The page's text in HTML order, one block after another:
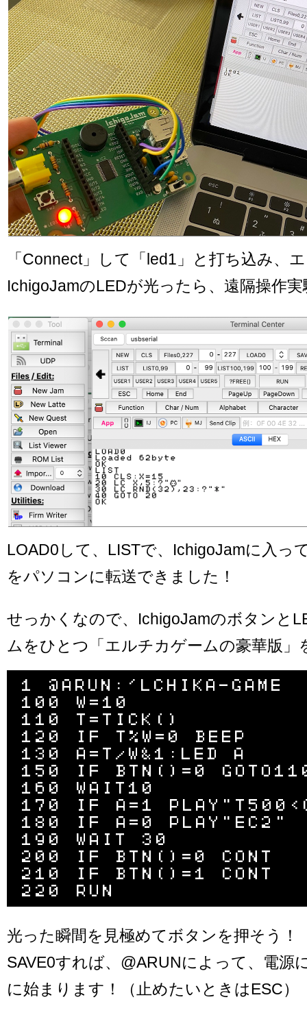
「Connect」して「led1」と打ち込み、
IchigoJamのLEDが光ったら、遠隔操作
LOAD0して、LISTで、IchigoJamに入っ
をパソコンに転送できました！
せっかくなので、IchigoJamのボタンと
ムをひとつ「エルチカゲームの豪華版」
1 @ARUN:'LCHIKA-GAME
100 W=10
110 T=TICK()
120 IF T%W=0 BEEP
130 A=T/W&1:LED A
150 IF BTN()=0
160 WAIT10
170 IF A=1
180 IF A=0 PLAY"EC2"
190 WAIT 30
200 IF BTN()=0 CONT
210 IF BTN()=1 CONT
光った瞬間を見極めてボタンを押そう！
SAVE0すれば、@ARUNによって、電源
に始まります！（止めたいときはESC）